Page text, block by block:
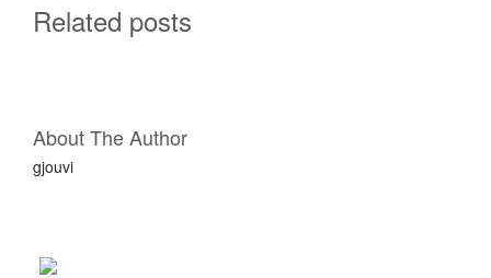
Related posts
Σ
About The Author
gjouvi